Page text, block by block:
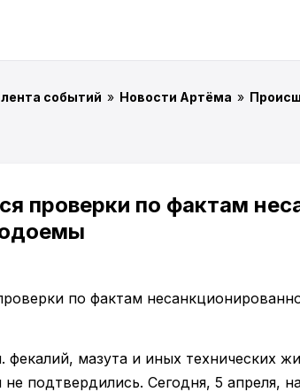
событий » Новости Артёма »
проверки по фактам
фекалий, мазута и иных технических
подтвердились. Сегодня, 5 апреля,